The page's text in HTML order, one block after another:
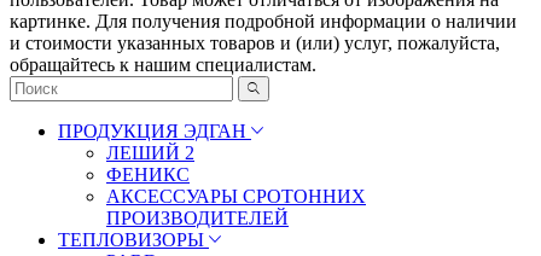
картинке. Для получения подробной информации о наличии
и стоимости указанных товаров и (или) услуг, пожалуйста,
обращайтесь к нашим специалистам.
ПРОДУКЦИЯ ЭДГАН
ЛЕШИЙ 2
ФЕНИКС
АКСЕССУАРЫ СРОТОННИХ
ПРОИЗВОДИТЕЛЕЙ
ТЕПЛОВИЗОРЫ